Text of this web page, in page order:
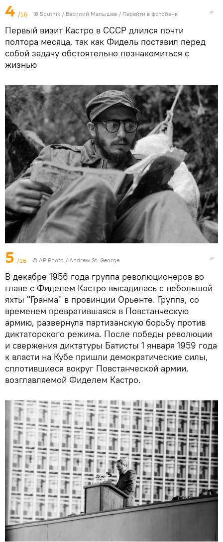
4 /16 © Sputnik / Василий Малышев / Перейти в фотобанк
Первый визит Кастро в СССР длился почти
полтора месяца, так как Фидель поставил перед
собой задачу обстоятельно познакомиться с
жизнью
5 /16 © AP Photo / Andrew St. George
В декабре 1956 года группа революционеров во
главе с Фиделем Кастро высадилась с небольшой
яхты "Гранма" в провинции Орьенте. Группа, со
временем превратившаяся в Повстанческую
армию, развернула партизанскую борьбу против
диктаторского режима. После победы революции
и свержения диктатуры Батисты 1 января 1959 года
к власти на Кубе пришли демократические силы,
сплотившиеся вокруг Повстанческой армии,
возглавляемой Фиделем Кастро.